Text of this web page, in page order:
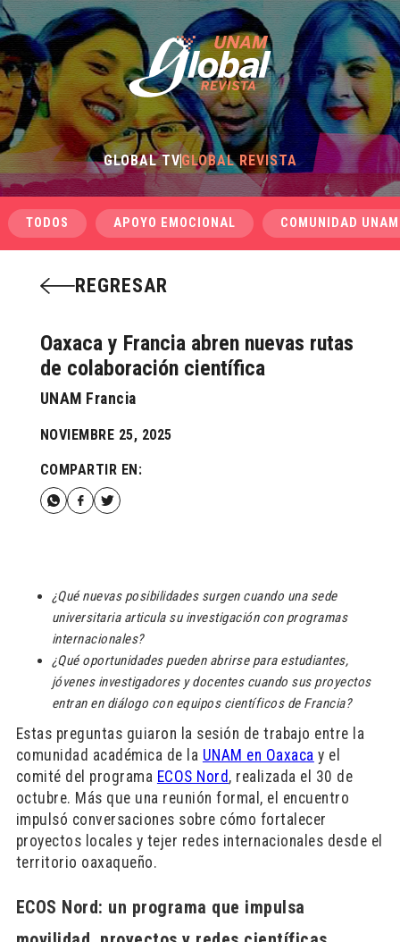
GLOBAL TVGLOBAL REVISTA
TODOS APOYO EMOCIONAL COMUNIDAD UNAM
REGRESAR
Oaxaca y Francia abren nuevas rutas
de colaboración científica
UNAM Francia
NOVIEMBRE 25, 2025
COMPARTIR EN:
¿Qué nuevas posibilidades surgen cuando una sede
universitaria articula su investigación con programas
internacionales?
¿Qué oportunidades pueden abrirse para estudiantes,
jóvenes investigadores y docentes cuando sus proyectos
entran en diálogo con equipos científicos de Francia?
Estas preguntas guiaron la sesión de trabajo entre la
comunidad académica de la UNAM en Oaxaca y el
comité del programa ECOS Nord , realizada el 30 de
octubre. Más que una reunión formal, el encuentro
impulsó conversaciones sobre cómo fortalecer
proyectos locales y tejer redes internacionales desde el
territorio oaxaqueño.
ECOS Nord: un programa que impulsa